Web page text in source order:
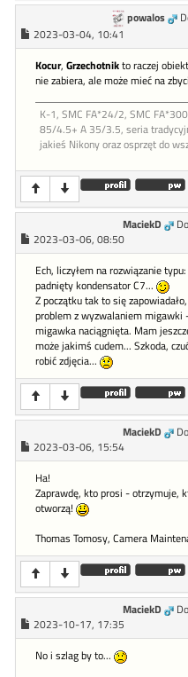
powalos
2023-03-04, 10:41
Kocur, Grzechotnikto raczej
nie zabiera, ale może mieć na
K-1, SMC FA*24/2, SMC
85/4.5+ A 35/3.5, seria
jakieś Nikony oraz osprzęt do
MaciekD
2023-03-06, 08:50
Ech, liczyłem na rozwiązanie
padnięty kondensator C7...
Z początku tak to się
problem z wyzwalaniem migawki
migawka naciągnięta. Mam
może jakimś cudem... Szkoda,
robić zdjęcia...
MaciekD
2023-03-06, 15:54
Ha!
Zaprawdę, kto prosi - otrzymuje,
otworzą!
Thomas Tomosy, Camera
MaciekD
2023-10-17, 17:35
No i szlag by to...